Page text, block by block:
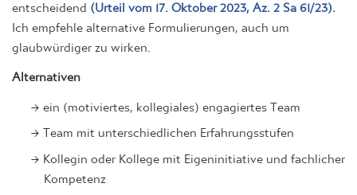
Ich empfehle alternative Formulierungen, auch um
glaubwürdiger zu wirken.
Alternativen
ein (motiviertes, kollegiales) engagiertes Team
Team mit unterschiedlichen Erfahrungsstufen
Kollegin oder Kollege mit Eigeninitiative und fachlicher
Kompetenz